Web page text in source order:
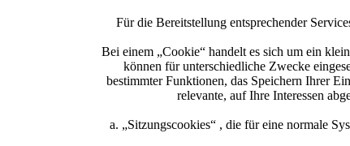
Für die Bereitstellung entsprechender
Bei einem „Cookie“ handelt es sich um ein
können für unterschiedliche Zwecke
bestimmter Funktionen, das Speichern Ihrer
relevante, auf Ihre Interessen
a. „Sitzungscookies“ , die für eine normale